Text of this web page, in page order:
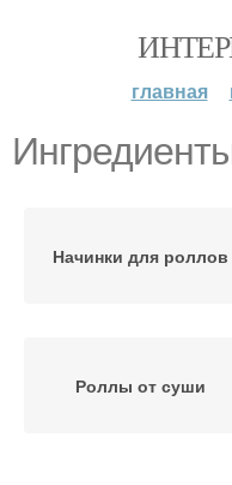
главная
Начинки для роллов
Роллы от суши